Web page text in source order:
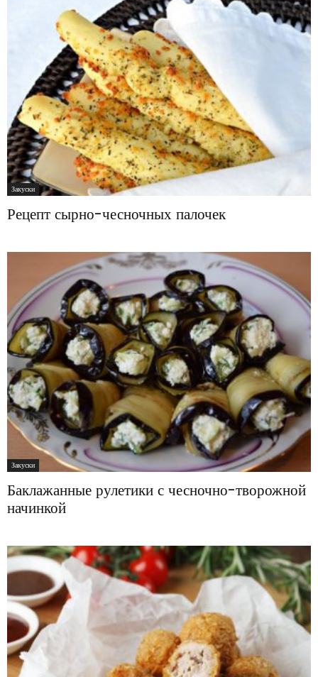
Закуски
Рецепт сырно-чесночных палочек
Закуски
Баклажанные рулетики с чесночно-творожной
начинкой